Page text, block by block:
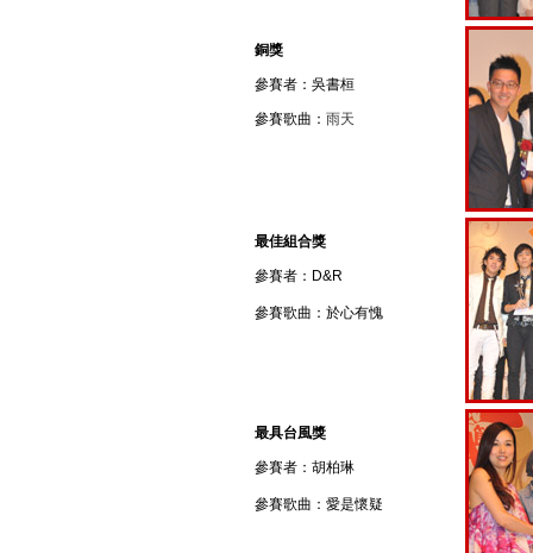
銅獎
參賽者：吳書桓
參賽歌曲： 雨天
最佳組合獎
參賽者：D&R
參賽歌曲：於心有愧
最具台風獎
參賽者：胡柏琳
參賽歌曲：愛是懷疑